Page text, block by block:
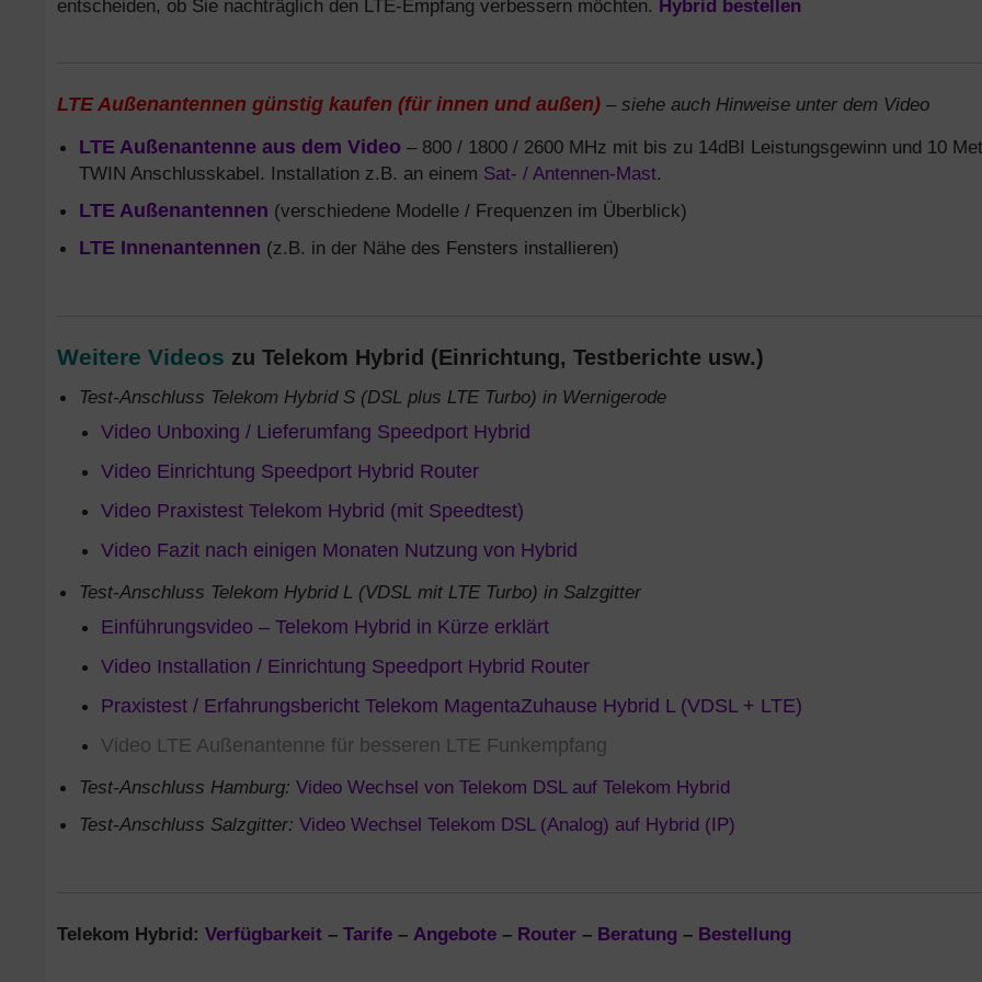
entscheiden, ob Sie nachträglich den LTE-Empfang verbessern möchten. Hybrid bestellen
LTE Außenantennen günstig kaufen (für innen und außen) – siehe auch Hinweise unter dem Video
LTE Außenantenne aus dem Video – 800 / 1800 / 2600 MHz mit bis zu 14dBI Leistungsgewinn und 10
TWIN Anschlusskabel. Installation z.B. an einem Sat- / Antennen-Mast.
LTE Außenantennen (verschiedene Modelle / Frequenzen im Überblick)
LTE Innenantennen (z.B. in der Nähe des Fensters installieren)
Weitere Videos zu Telekom Hybrid (Einrichtung, Testberichte usw.)
Test-Anschluss Telekom Hybrid S (DSL plus LTE Turbo) in Wernigerode
Video Unboxing / Lieferumfang Speedport Hybrid
Video Einrichtung Speedport Hybrid Router
Video Praxistest Telekom Hybrid (mit Speedtest)
Video Fazit nach einigen Monaten Nutzung von Hybrid
Test-Anschluss Telekom Hybrid L (VDSL mit LTE Turbo) in Salzgitter
Einführungsvideo – Telekom Hybrid in Kürze erklärt
Video Installation / Einrichtung Speedport Hybrid Router
Praxistest / Erfahrungsbericht Telekom MagentaZuhause Hybrid L (VDSL + LTE)
Video LTE Außenantenne für besseren LTE Funkempfang
Test-Anschluss Hamburg: Video Wechsel von Telekom DSL auf Telekom Hybrid
Test-Anschluss Salzgitter: Video Wechsel Telekom DSL (Analog) auf Hybrid (IP)
Telekom Hybrid: Verfügbarkeit – Tarife – Angebote – Router – Beratung – Bestellung